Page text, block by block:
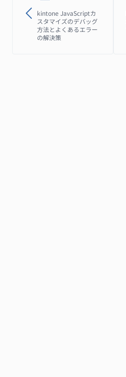
kintone JavaScriptカ
スタマイズのデバッグ
方法とよくあるエラー
の解決策